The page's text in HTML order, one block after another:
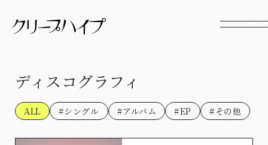
ディスコグラフィ
ALL #シングル #アルバム #EP #その他